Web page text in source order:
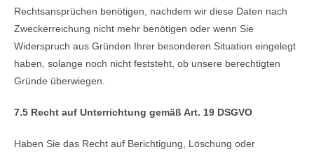
Rechtsansprüchen benötigen, nachdem wir diese Daten nach
Zweckerreichung nicht mehr benötigen oder wenn Sie
Widerspruch aus Gründen Ihrer besonderen Situation eingelegt
haben, solange noch nicht feststeht, ob unsere berechtigten
Gründe überwiegen.
7.5 Recht auf Unterrichtung gemäß Art. 19 DSGVO
Haben Sie das Recht auf Berichtigung, Löschung oder